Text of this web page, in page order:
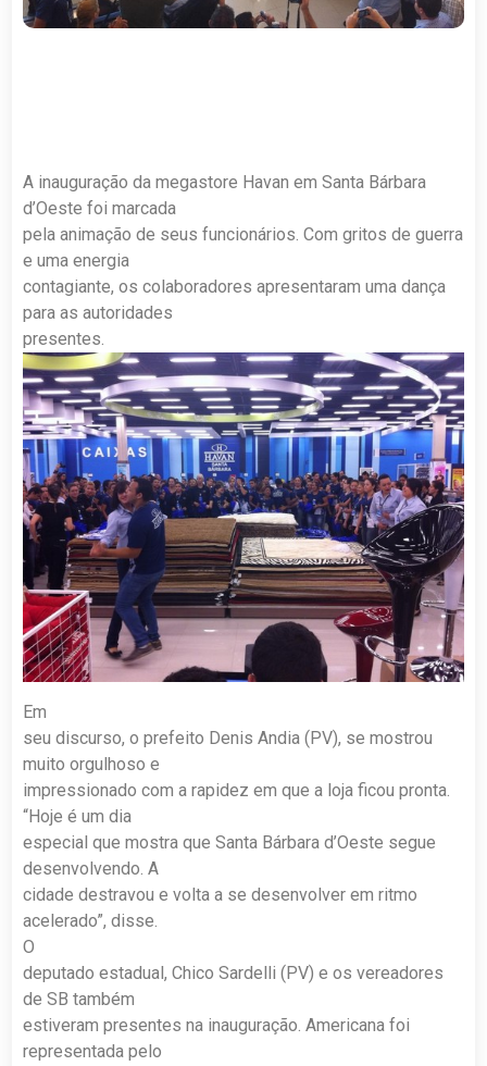
A inauguração da megastore Havan em Santa Bárbara
d’Oeste foi marcada
pela animação de seus funcionários. Com gritos de guerra
e uma energia
contagiante, os colaboradores apresentaram uma dança
para as autoridades
presentes.
Em
seu discurso, o prefeito Denis Andia (PV), se mostrou
muito orgulhoso e
impressionado com a rapidez em que a loja ficou pronta.
“Hoje é um dia
especial que mostra que Santa Bárbara d’Oeste segue
desenvolvendo. A
cidade destravou e volta a se desenvolver em ritmo
acelerado”, disse.
O
deputado estadual, Chico Sardelli (PV) e os vereadores
de SB também
estiveram presentes na inauguração. Americana foi
representada pelo